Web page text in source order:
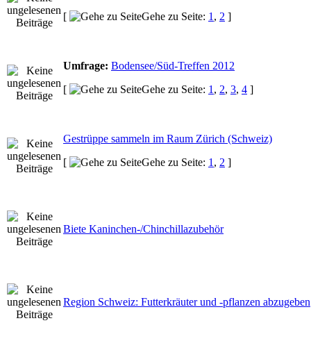
[
Gehe zu Seite: 1 , 2 ]
Umfrage: Bodensee/Süd-Treffen 2012
[
Gehe zu Seite: 1 , 2, 3, 4 ]
Gestrüppe sammeln im Raum Zürich (Schweiz)
[
Gehe zu Seite: 1 , 2 ]
Biete Kaninchen-/Chinchillazubehör
Region Schweiz: Futterkräuter und -pflanzen abzugeben